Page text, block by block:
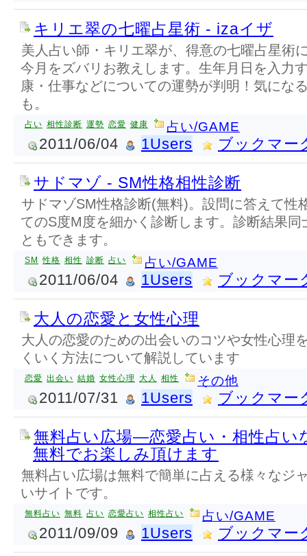
キリエ翠の七曜占星術 - izaイザ
美人占い師・キリエ翠が、得意の七曜占星術
今月をズバリお教えします。生年月日を入力
康・仕事などについての運勢が判明！気にな
も。
占い 相性診断 運勢 恋愛 健康 占い/GAME
2011/06/04 1Users ブックマー
サドマゾ - SM性格相性診断
サドマゾSM性格診断(無料)。設問に答えて性
てのS度M度を細かく診断します。診断結果
ともできます。
SM 性格 相性 診断 占い 占い/GAME
2011/06/04 1Users ブックマー
大人の恋愛と女性心理
大人の恋愛のための出会いのコツや女性心理
くいく方法について解説しています
恋愛 出会い 結婚 女性心理 大人 相性 その他
2011/07/31 1Users ブックマー
無料占い広場―恋愛占い・相性占い
無料でお楽しみ頂けます
無料占い広場は無料で簡単に占える様々なジ
いサイトです。
無料占い 無料 占い 恋愛占い 相性占い 占い/GAME
2011/09/09 1Users ブックマー